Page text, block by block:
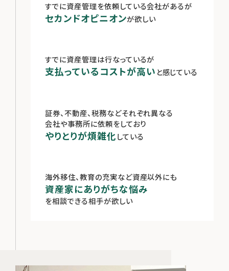
すでに資産管理を依頼している会社があるが
セカンドオピニオンが欲しい
すでに資産管理は行なっているが
支払っているコストが高い と感じている
証券、不動産、税務などそれぞれ異なる
会社や事務所に依頼をしており
やりとりが煩雑化している
海外移住、教育の充実など資産以外にも
資産家にありがちな悩み
を相談できる相手が欲しい